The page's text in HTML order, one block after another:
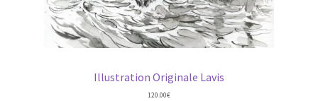
Illustration Originale Lavis
120.00€